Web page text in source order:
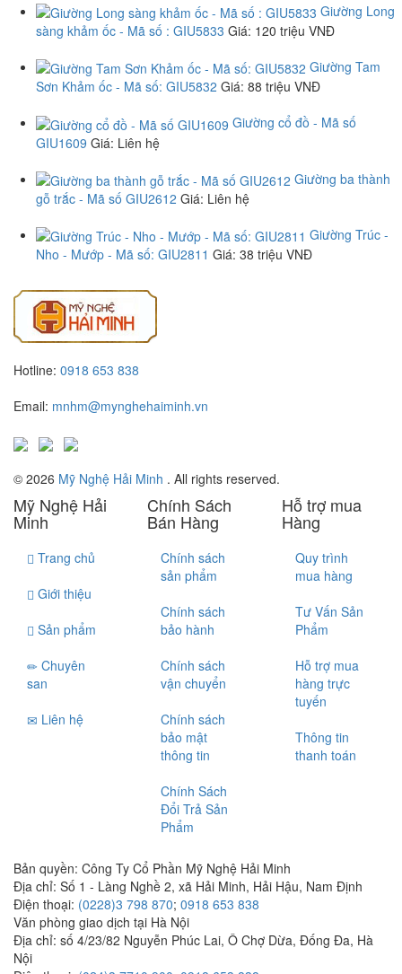
Giường Long
sàng khảm ốc - Mã số : GIU5833 Giá: 120 triệu VNĐ
Giường Tam
Sơn Khảm ốc - Mã số: GIU5832 Giá: 88 triệu VNĐ
Giường cổ đồ - Mã số
GIU1609 Giá: Liên hệ
Giường ba thành
gỗ trắc - Mã số GIU2612 Giá: Liên hệ
Giường Trúc -
Nho - Mướp - Mã số: GIU2811 Giá: 38 triệu VNĐ
Hotline: 0918 653 838
Email: mnhm@mynghehaiminh.vn
© 2026 Mỹ Nghệ Hải Minh . All rights reserved.
Mỹ Nghệ Hải
Minh
Trang chủ
Giới thiệu
Sản phẩm
Chuyên
san
Liên hệ
Chính Sách
Bán Hàng
Chính sách
sản phẩm
Chính sách
bảo hành
Chính sách
vận chuyển
Chính sách
bảo mật
thông tin
Chính Sách
Đổi Trả Sản
Phẩm
Hỗ trợ mua
Hàng
Quy trình
mua hàng
Tư Vấn Sản
Phẩm
Hỗ trợ mua
hàng trực
tuyến
Thông tin
thanh toán
Bản quyền: Công Ty Cổ Phần Mỹ Nghệ Hải Minh
Địa chỉ: Số 1 - Làng Nghề 2, xã Hải Minh, Hải Hậu, Nam Định
Điện thoại: (0228)3 798 870; 0918 653 838
Văn phòng giao dịch tại Hà Nội
Địa chỉ: số 4/23/82 Nguyễn Phúc Lai, Ô Chợ Dừa, Đống Đa, Hà
Nội